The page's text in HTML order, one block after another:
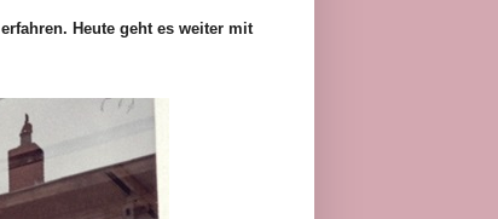
erfahren. Heute geht es weiter mit